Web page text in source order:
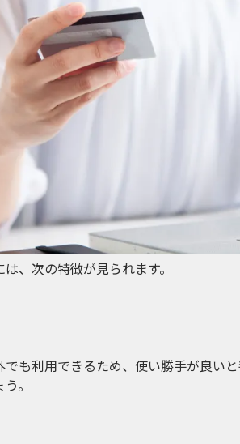
、次の特徴が見られます。
も利用できるため、使い勝手が良い
。